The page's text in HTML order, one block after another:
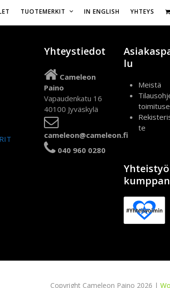
Vapaudenkatu
TUOTEMERKIT IN ENGLISH YHTEYS
Yhteystiedot
Cameleon
Paino
Vapaudenkatu 16
40100 Jyväskylä
cameleon@cameleon.fi
040 960 0280
lu
Meistä
te
Yhteistyö
Copyright Cameleon Paino 2026 |